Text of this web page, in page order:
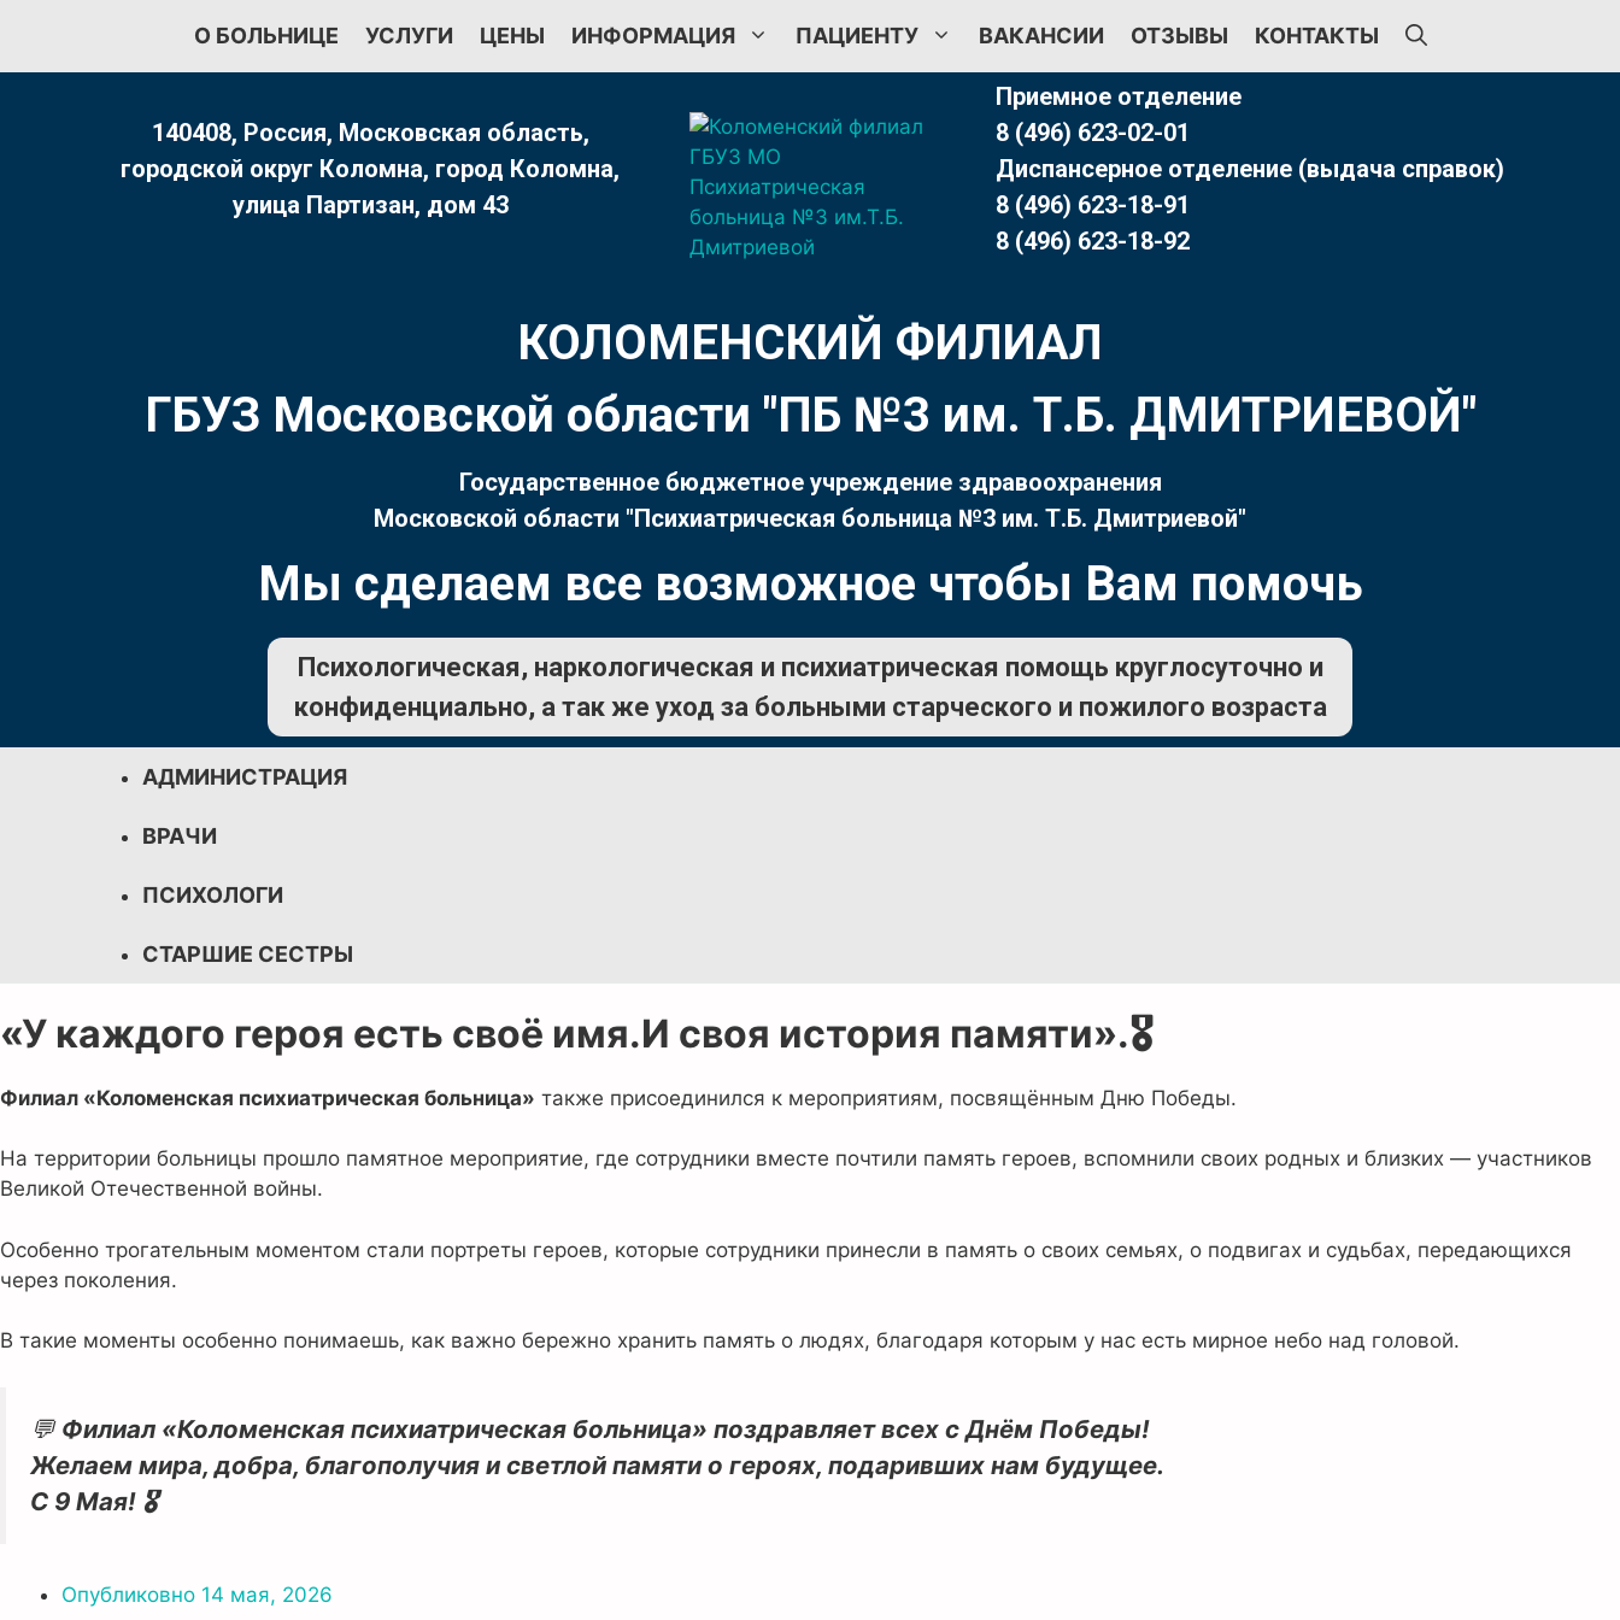
содержимому
О БОЛЬНИЦЕ УСЛУГИ ЦЕНЫ ИНФОРМАЦИЯ ПАЦИЕНТУ ВАКАНСИИ ОТЗЫВЫ КОНТАКТЫ
140408, Россия, Московская область,
городской округ Коломна, город Коломна,
улица Партизан, дом 43
Приемное отделение
8 (496) 623-02-01
Диспансерное отделение (выдача справок)
8 (496) 623-18-91
8 (496) 623-18-92
КОЛОМЕНСКИЙ ФИЛИАЛ
ГБУЗ Московской области "ПБ №3 им. Т.Б. ДМИТРИЕВОЙ"
Государственное бюджетное учреждение здравоохранения
Московской области "Психиатрическая больница №3 им. Т.Б. Дмитриевой"
Мы сделаем все возможное чтобы Вам помочь
Психологическая, наркологическая и психиатрическая помощь круглосуточно и
конфиденциально, а так же уход за больными старческого и пожилого возраста
АДМИНИСТРАЦИЯ
ВРАЧИ
ПСИХОЛОГИ
СТАРШИЕ СЕСТРЫ
«У каждого героя есть своё имя.И своя история памяти».🎖️
Филиал «Коломенская психиатрическая больница» также присоединился к мероприятиям, посвящённым Дню Победы.
На территории больницы прошло памятное мероприятие, где сотрудники вместе почтили память героев, вспомнили своих родных и близких — участников
Великой Отечественной войны.
Особенно трогательным моментом стали портреты героев, которые сотрудники принесли в память о своих семьях, о подвигах и судьбах, передающихся
через поколения.
В такие моменты особенно понимаешь, как важно бережно хранить память о людях, благодаря которым у нас есть мирное небо над головой.
💬 Филиал «Коломенская психиатрическая больница» поздравляет всех с Днём Победы!
Желаем мира, добра, благополучия и светлой памяти о героях, подаривших нам будущее.
С 9 Мая! 🎖️
Опубликовно 14 мая, 2026